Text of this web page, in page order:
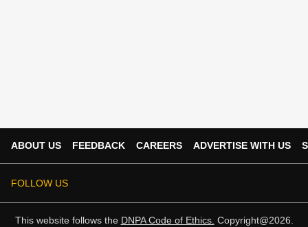
ABOUT US FEEDBACK CAREERS ADVERTISE WITH US
FOLLOW US
This website follows the DNPA Code of Ethics. Copyright@2026.